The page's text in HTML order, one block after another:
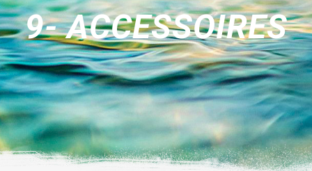
9- ACCESSOIRES